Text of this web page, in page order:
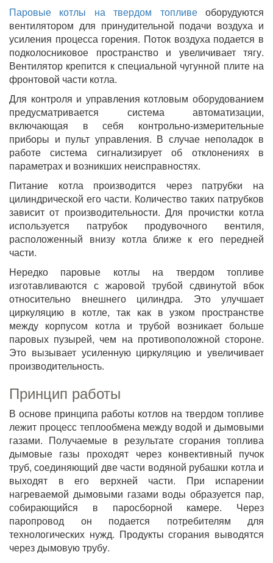
Паровые котлы на твердом топливеоборудуются
вентилятором для принудительной подачи воздуха и
усиления процесса горения. Поток воздуха подается в
подколосниковое пространство и увеличивает тягу.
Вентилятор крепится к специальной чугунной плите на
фронтовой части котла.
Для контроля и управления котловым оборудованием
предусматривается система автоматизации,
включающая в себя контрольно-измерительные
приборы и пульт управления. В случае неполадок в
работе система сигнализирует об отклонениях в
параметрах и возникших неисправностях.
Питание котла производится через патрубки на
цилиндрической его части. Количество таких патрубков
зависит от производительности. Для прочистки котла
используется патрубок продувочного вентиля,
расположенный внизу котла ближе к его передней
части.
Нередко паровые котлы на твердом топливе
изготавливаются с жаровой трубой сдвинутой вбок
относительно внешнего цилиндра. Это улучшает
циркуляцию в котле, так как в узком пространстве
между корпусом котла и трубой возникает больше
паровых пузырей, чем на противоположной стороне.
Это вызывает усиленную циркуляцию и увеличивает
производительность.
Принцип работы
В основе принципа работы котлов на твердом топливе
лежит процесс теплообмена между водой и дымовыми
газами. Получаемые в результате сгорания топлива
дымовые газы проходят через конвективный пучок
труб, соединяющий две части водяной рубашки котла и
выходят в его верхней части. При испарении
нагреваемой дымовыми газами воды образуется пар,
собирающийся в паросборной камере. Через
паропровод он подается потребителям для
технологических нужд. Продукты сгорания выводятся
через дымовую трубу.